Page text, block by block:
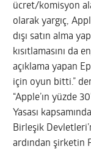
ücret/komisyon
olarak yargıç,
dışı satın alma
kısıtlamasını da
açıklama yapan
için oyun bitti.”
“Apple’ın yüzde
Yasası
Birleşik
ardından şirketin